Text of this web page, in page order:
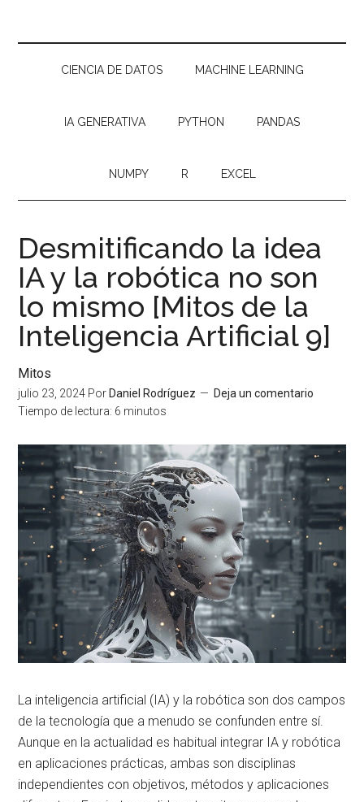
CIENCIA DE DATOS MACHINE LEARNING
IA GENERATIVA PYTHON PANDAS
NUMPY R EXCEL
Desmitificando la idea
IA y la robótica no son
lo mismo [Mitos de la
Inteligencia Artificial 9]
Mitos
julio 23, 2024 Por Daniel Rodríguez
Deja un comentario
Tiempo de lectura: 6 minutos
La inteligencia artificial (IA) y la robótica son dos campos
de la tecnología que a menudo se confunden entre sí.
Aunque en la actualidad es habitual integrar IA y robótica
en aplicaciones prácticas, ambas son disciplinas
independientes con objetivos, métodos y aplicaciones